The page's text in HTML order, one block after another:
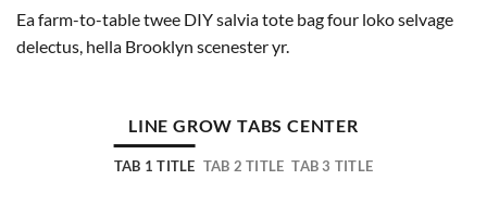
Ea farm-to-table twee DIY salvia tote bag four loko selvage
delectus, hella Brooklyn scenester yr.
LINE GROW TABS CENTER
TAB 1 TITLE TAB 2 TITLE TAB 3 TITLE